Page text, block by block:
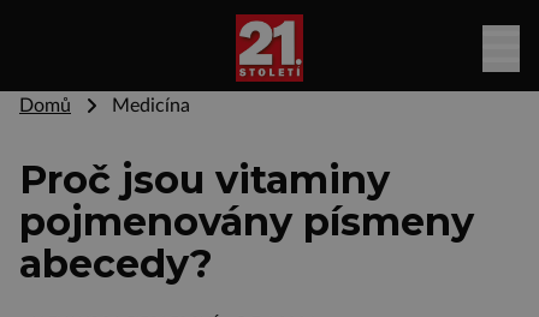
Domů Medicína
Proč jsou vitaminy
pojmenovány písmeny
abecedy?